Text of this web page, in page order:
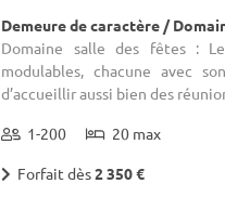
Demeure de caractère /
Domaine salle des fêtes :
modulables, chacune avec
d’accueillir aussi bien des
1-200 20 max
Forfait dès2 350 €